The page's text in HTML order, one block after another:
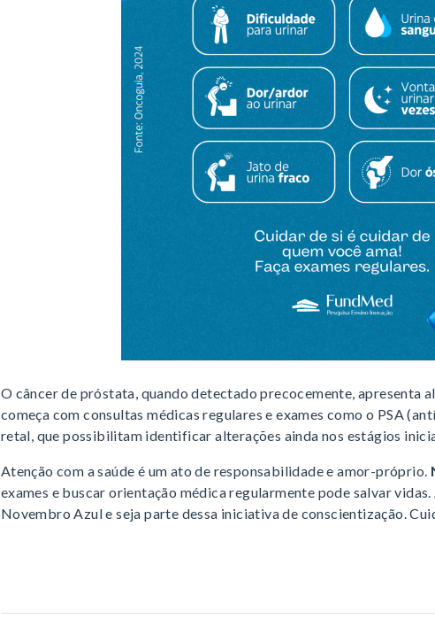
O câncer de próstata, quando detectado precocemente, apresenta
começa com consultas médicas regulares e exames como o PSA
retal, que possibilitam identificar alterações ainda nos estágios
Atenção com a saúde é um ato de responsabilidade e amor-próprio.
exames e buscar orientação médica regularmente pode salvar
Novembro Azul e seja parte dessa iniciativa de conscientização.